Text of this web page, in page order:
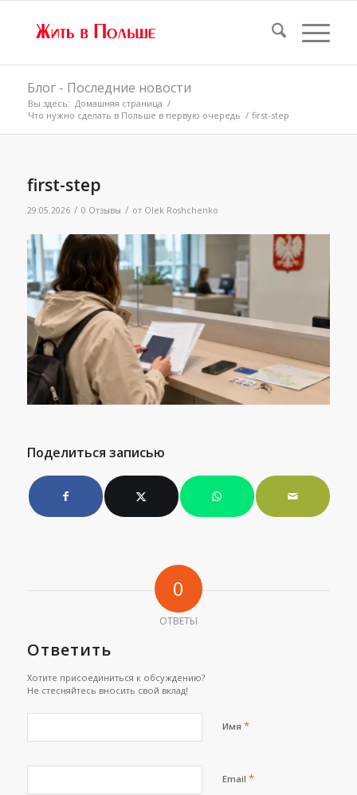
Блог - Последние новости
Вы здесь: Домашняя страница /
Что нужно сделать в Польше в первую очередь / first-step
first-step
29.05.2026 / 0 Отзывы / от Olek Roshchenko
Поделиться записью
0
ОТВЕТЫ
Ответить
Хотите присоединиться к обсуждению?
Не стесняйтесь вносить свой вклад!
Имя *
Email *